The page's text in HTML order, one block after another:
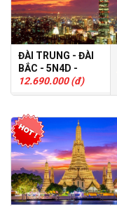
ĐÀI TRUNG - ĐÀI
BẮC - 5N4D -
TOUR GHÉP
12.690.000 (đ)